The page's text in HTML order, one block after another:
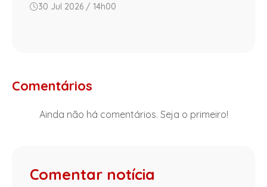
30 Jul 2026 / 14h00
Comentários
Ainda não há comentários. Seja o primeiro!
Comentar notícia